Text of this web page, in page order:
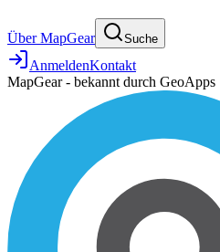
Über MapGear Suche
AnmeldenKontakt
MapGear - bekannt durch GeoApps